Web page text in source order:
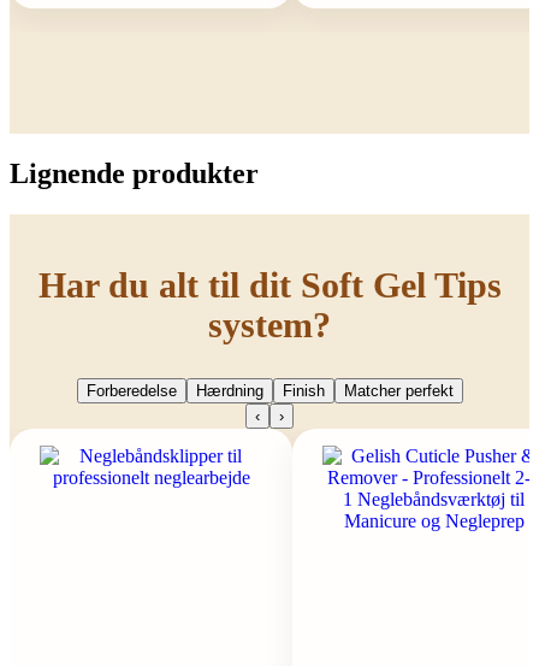
Lignende produkter
Har du alt til dit Soft Gel Tips
system?
Forberedelse Hærdning Finish
Matcher perfekt
‹
›